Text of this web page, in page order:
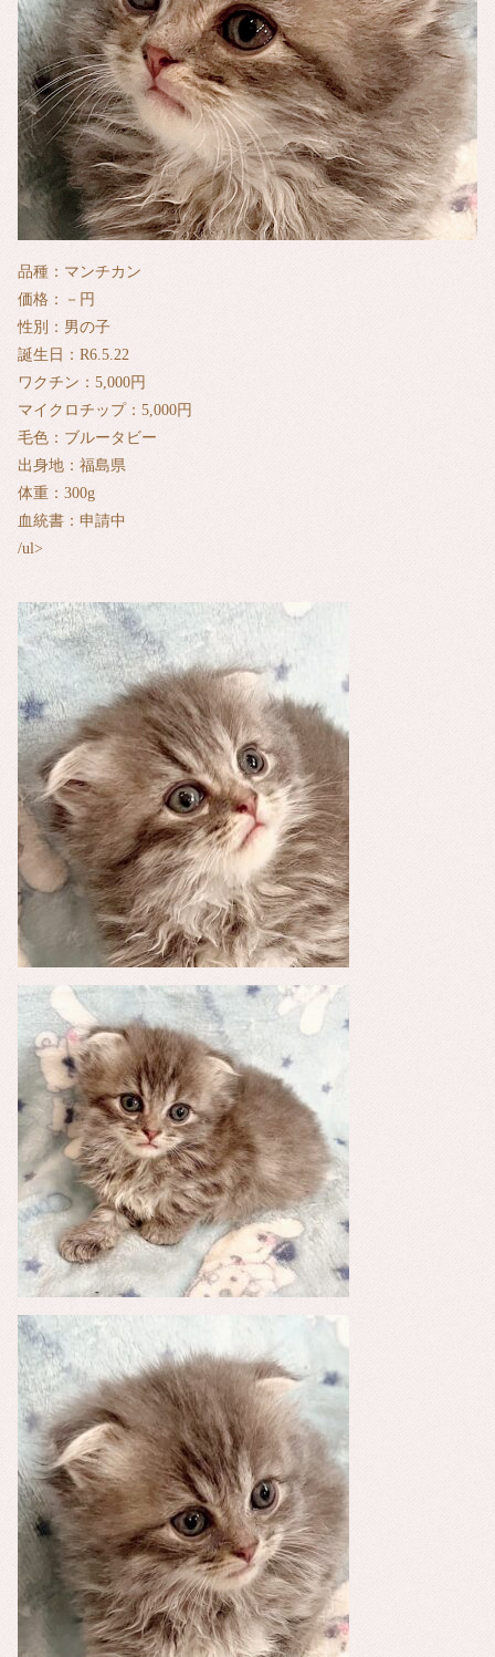
品種：マンチカン
価格：－円
性別：男の子
誕生日：R6.5.22
ワクチン：5,000円
マイクロチップ：5,000円
毛色：ブルータビー
出身地：福島県
体重：300g
血統書：申請中
/ul>